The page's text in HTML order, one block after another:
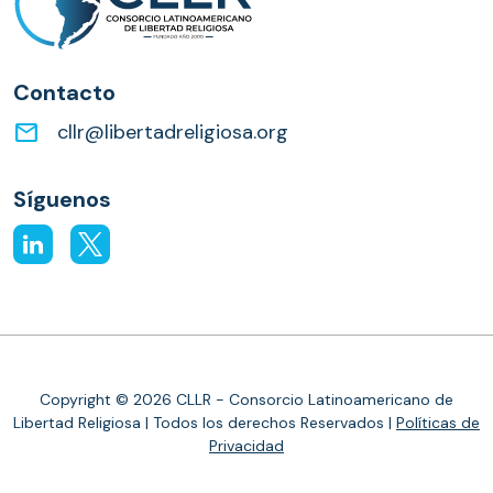
Contacto
email cllr@libertadreligiosa.org
Síguenos
Copyright © 2026 CLLR - Consorcio Latinoamericano de
Libertad Religiosa | Todos los derechos Reservados | Políticas de
Privacidad